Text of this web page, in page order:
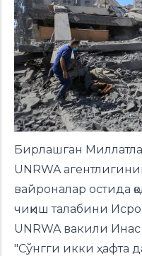
Бирлашган
UNRWA
вайроналар остида
чиқиш талабини
UNRWA вакили
"Сўнгги икки ҳафта